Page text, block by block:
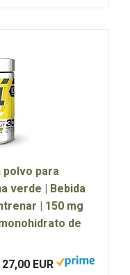
polvo para
verde | Bebida
| 150 mg
de
27,00 EUR